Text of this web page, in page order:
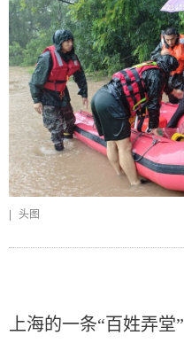
头图
上海的一条“百姓弄堂”